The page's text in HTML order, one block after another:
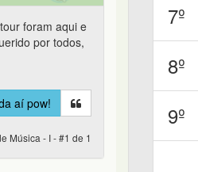
foram aqui e
por todos,
aí pow!
Música - I - #1 de 1
7º
8º
9º